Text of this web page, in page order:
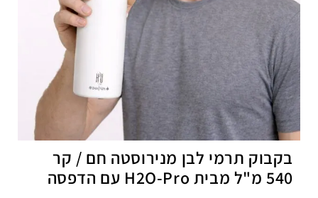
בקבוק תרמי לבן מנירוסטה חם / קר
540 מ"ל מבית H2O-Pro עם הדפסה